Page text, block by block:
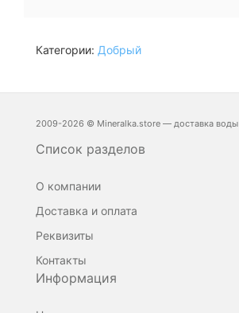
Категории: Добрый
2009-2026 © Mineralka.store — доставка воды
Список разделов
О компании
Доставка и оплата
Реквизиты
Контакты
Информация